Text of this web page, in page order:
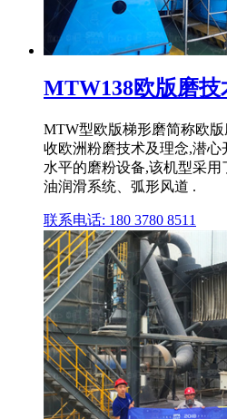
MTW138欧版磨技
MTW型欧版梯形磨简称欧
收欧洲粉磨技术及理念,潜
水平的磨粉设备,该机型采
油润滑系统、弧形风道 .
联系电话: 180 3780 8511